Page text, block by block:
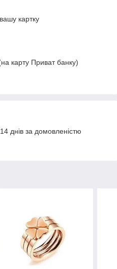
картку
карту Приват банку)
днів за домовленістю